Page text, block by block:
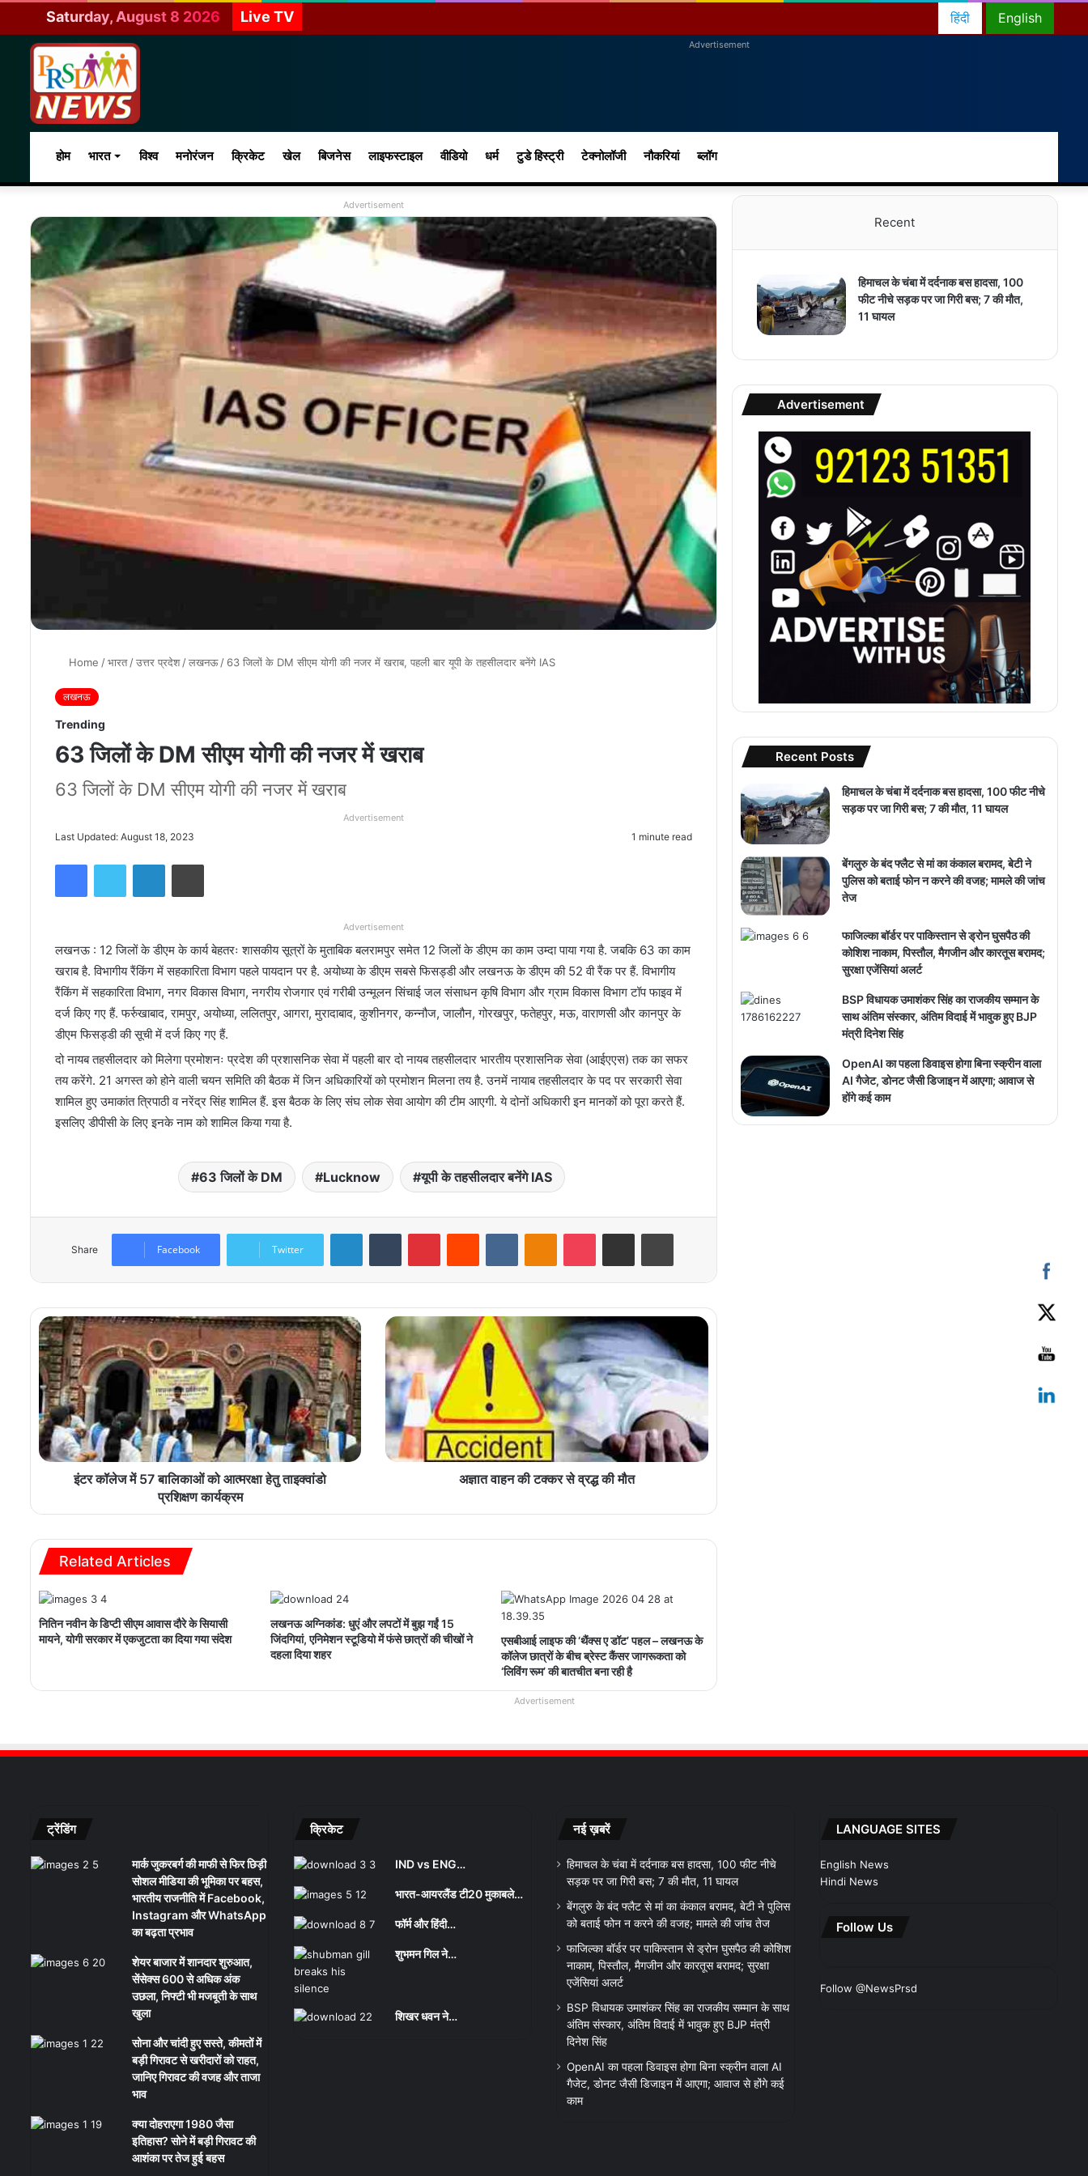
Saturday, August 8 2026 Live TV English
हिंदी
Advertisement
होम भारत विश्व मनोरंजन क्रिकेट खेल बिजनेस लाइफस्टाइल वीडियो धर्म टुडे हिस्ट्री टेक्नोलॉजी नौकरियां ब्लॉग
for
Advertisement
Home /भारत /उत्तर प्रदेश /लखनऊ / 63 जिलों के DM सीएम योगी की नजर में खराब, पहली बार यूपी के तहसीलदार बनेंगे IAS
लखनऊ
Trending
63 जिलों के DM सीएम योगी की नजर में खराब
63 जिलों के DM सीएम योगी की नजर में खराब
Advertisement
Last Updated: August 18, 2023 1 minute read
FacebookTwitter LinkedInPrint
Advertisement
लखनऊ : 12 जिलों के डीएम के कार्य बेहतरः शासकीय सूत्रों के मुताबिक बलरामपुर समेत 12 जिलों के डीएम का काम उम्दा पाया गया है. जबकि 63 का काम
खराब है. विभागीय रैंकिंग में सहकारिता विभाग पहले पायदान पर है. अयोध्या के डीएम सबसे फिसड्डी और लखनऊ के डीएम की 52 वी रैंक पर हैं. विभागीय
रैंकिंग में सहकारिता विभाग, नगर विकास विभाग, नगरीय रोजगार एवं गरीबी उन्मूलन सिंचाई जल संसाधन कृषि विभाग और ग्राम विकास विभाग टॉप फाइव में
दर्ज किए गए हैं. फर्रुखाबाद, रामपुर, अयोध्या, ललितपुर, आगरा, मुरादाबाद, कुशीनगर, कन्नौज, जालौन, गोरखपुर, फतेहपुर, मऊ, वाराणसी और कानपुर के
डीएम फिसड्डी की सूची में दर्ज किए गए हैं.
दो नायब तहसीलदार को मिलेगा प्रमोशनः प्रदेश की प्रशासनिक सेवा में पहली बार दो नायब तहसीलदार भारतीय प्रशासनिक सेवा (आईएएस) तक का सफर
तय करेंगे. 21 अगस्त को होने वाली चयन समिति की बैठक में जिन अधिकारियों को प्रमोशन मिलना तय है. उनमें नायाब तहसीलदार के पद पर सरकारी सेवा
शामिल हुए उमाकांत त्रिपाठी व नरेंद्र सिंह शामिल हैं. इस बैठक के लिए संघ लोक सेवा आयोग की टीम आएगी. ये दोनों अधिकारी इन मानकों को पूरा करते हैं.
इसलिए डीपीसी के लिए इनके नाम को शामिल किया गया है.
63 जिलों के DM Lucknow यूपी के तहसीलदार बनेंगे IAS
Share Facebook Twitter
LinkedInTumblr PinterestReddit VKontakteOdnoklassniki
Pocket Share via Email Print
इंटर कॉलेज में 57 बालिकाओं को आत्मरक्षा हेतु ताइक्वांडो
प्रशिक्षण कार्यक्रम
अज्ञात वाहन की टक्कर से व्रद्ध की मौत
Related Articles
नितिन नवीन के डिप्टी सीएम आवास दौरे के सियासी
मायने, योगी सरकार में एकजुटता का दिया गया संदेश
लखनऊ अग्निकांड: धुएं और लपटों में बुझ गईं 15
जिंदगियां, एनिमेशन स्टूडियो में फंसे छात्रों की चीखों ने
दहला दिया शहर
एसबीआई लाइफ की ‘थैंक्स ए डॉट’ पहल – लखनऊ के
कॉलेज छात्रों के बीच ब्रेस्ट कैंसर जागरूकता को
‘लिविंग रूम’ की बातचीत बना रही है
Recent
हिमाचल के चंबा में दर्दनाक बस हादसा, 100
फीट नीचे सड़क पर जा गिरी बस; 7 की मौत,
11 घायल
Advertisement
Recent Posts
हिमाचल के चंबा में दर्दनाक बस हादसा, 100 फीट नीचे
सड़क पर जा गिरी बस; 7 की मौत, 11 घायल
बेंगलुरु के बंद फ्लैट से मां का कंकाल बरामद, बेटी ने
पुलिस को बताई फोन न करने की वजह; मामले की जांच
तेज
फाजिल्का बॉर्डर पर पाकिस्तान से ड्रोन घुसपैठ की
कोशिश नाकाम, पिस्तौल, मैगजीन और कारतूस बरामद;
सुरक्षा एजेंसियां अलर्ट
BSP विधायक उमाशंकर सिंह का राजकीय सम्मान के
साथ अंतिम संस्कार, अंतिम विदाई में भावुक हुए BJP
मंत्री दिनेश सिंह
OpenAI का पहला डिवाइस होगा बिना स्क्रीन वाला
AI गैजेट, डोनट जैसी डिजाइन में आएगा; आवाज से
होंगे कई काम
Advertisement
ट्रेंडिंग
मार्क जुकरबर्ग की माफी से फिर छिड़ी
सोशल मीडिया की भूमिका पर बहस,
भारतीय राजनीति में Facebook,
Instagram और WhatsApp
का बढ़ता प्रभाव
शेयर बाजार में शानदार शुरुआत,
सेंसेक्स 600 से अधिक अंक
उछला, निफ्टी भी मजबूती के साथ
खुला
सोना और चांदी हुए सस्ते, कीमतों में
बड़ी गिरावट से खरीदारों को राहत,
जानिए गिरावट की वजह और ताजा
भाव
क्या दोहराएगा 1980 जैसा
इतिहास? सोने में बड़ी गिरावट की
आशंका पर तेज हुई बहस
क्रिकेट
IND vs ENG…
भारत-आयरलैंड टी20 मुकाबले…
फॉर्म और हिंदी…
शुभमन गिल ने…
शिखर धवन ने…
नई ख़बरें
हिमाचल के चंबा में दर्दनाक बस हादसा, 100 फीट नीचे
सड़क पर जा गिरी बस; 7 की मौत, 11 घायल
बेंगलुरु के बंद फ्लैट से मां का कंकाल बरामद, बेटी ने पुलिस
को बताई फोन न करने की वजह; मामले की जांच तेज
फाजिल्का बॉर्डर पर पाकिस्तान से ड्रोन घुसपैठ की कोशिश
नाकाम, पिस्तौल, मैगजीन और कारतूस बरामद; सुरक्षा
एजेंसियां अलर्ट
BSP विधायक उमाशंकर सिंह का राजकीय सम्मान के साथ
अंतिम संस्कार, अंतिम विदाई में भावुक हुए BJP मंत्री
दिनेश सिंह
OpenAI का पहला डिवाइस होगा बिना स्क्रीन वाला AI
गैजेट, डोनट जैसी डिजाइन में आएगा; आवाज से होंगे कई
काम
LANGUAGE SITES
English News
Hindi News
Follow Us
Follow @NewsPrsd